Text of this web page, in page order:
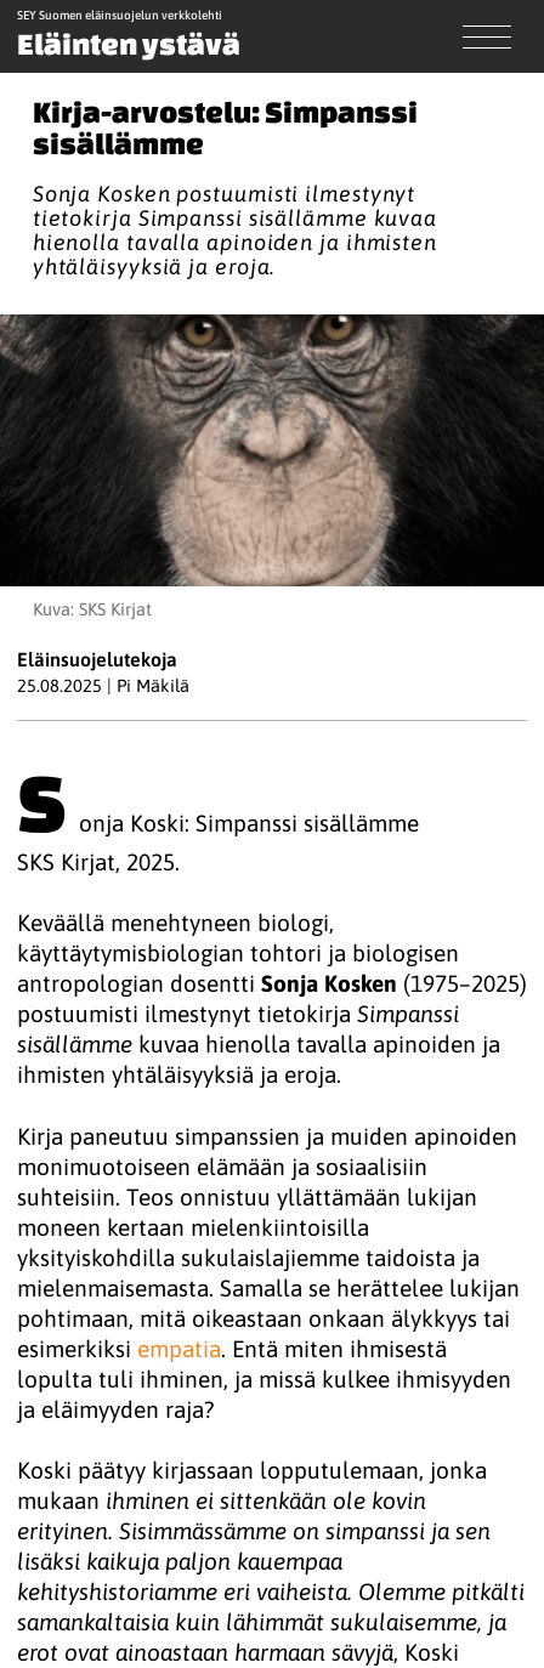
SEY Suomen eläinsuojelun verkkolehti
Eläinten ystävä
Kirja-arvostelu: Simpanssi
sisällämme
Sonja Kosken postuumisti ilmestynyt
tietokirja Simpanssi sisällämme kuvaa
hienolla tavalla apinoiden ja ihmisten
yhtäläisyyksiä ja eroja.
Kuva: SKS Kirjat
Eläinsuojelutekoja
25.08.2025 | Pi Mäkilä
S onja Koski: Simpanssi sisällämme
SKS Kirjat, 2025.
Keväällä menehtyneen biologi,
käyttäytymisbiologian tohtori ja biologisen
antropologian dosentti Sonja Kosken (1975–2025)
postuumisti ilmestynyt tietokirja Simpanssi
sisällämme kuvaa hienolla tavalla apinoiden ja
ihmisten yhtäläisyyksiä ja eroja.
Kirja paneutuu simpanssien ja muiden apinoiden
monimuotoiseen elämään ja sosiaalisiin
suhteisiin. Teos onnistuu yllättämään lukijan
moneen kertaan mielenkiintoisilla
yksityiskohdilla sukulaislajiemme taidoista ja
mielenmaisemasta. Samalla se herättelee lukijan
pohtimaan, mitä oikeastaan onkaan älykkyys tai
esimerkiksi empatia. Entä miten ihmisestä
lopulta tuli ihminen, ja missä kulkee ihmisyyden
ja eläimyyden raja?
Koski päätyy kirjassaan lopputulemaan, jonka
mukaan ihminen ei sittenkään ole kovin
erityinen. Sisimmässämme on simpanssi ja sen
lisäksi kaikuja paljon kauempaa
kehityshistoriamme eri vaiheista. Olemme pitkälti
samankaltaisia kuin lähimmät sukulaisemme, ja
erot ovat ainoastaan harmaan sävyjä, Koski